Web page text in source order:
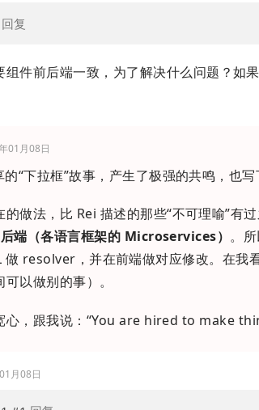
回复
组件前后端一致，为了解决什么问题？如
01月08日
的“下拉框”故事，产生了极强的共鸣，也
做法，比 Rei 描述的那些“不可理喻”有过
端（各语言框架的 Microservices） 。
resolver，并在前端做对应修改。在我
以做别的事）。
心，跟我说：“You are hired to make
月08日